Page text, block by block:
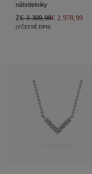
náhrdelníky
Z€ 3.309,98€ 2.978,99
(VČETNĚ DPH)